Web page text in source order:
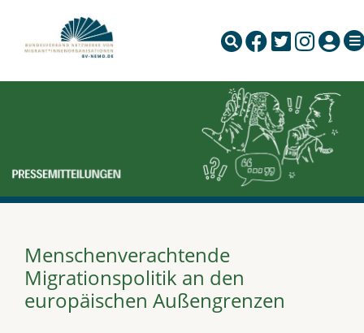
Menschenverachtende
Migrationspolitik an den
europäischen Außengrenzen